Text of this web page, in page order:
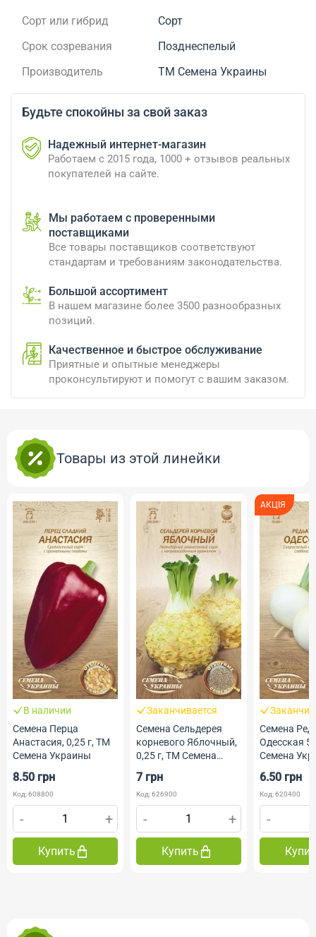
Сорт или гибрид
Сорт
Срок созревания
Позднеспелый
Производитель
ТМ Семена Украины
Будьте спокойны за свой заказ
Надежный интернет-магазин
Работаем с 2015 года, 1000 + отзывов реальных
покупателей на сайте.
Мы работаем с проверенными
поставщиками
Все товары поставщиков соответствуют
стандартам и требованиям законодательства.
Большой ассортимент
В нашем магазине более 3500 разнообразных
позиций.
Качественное и быстрое обслуживание
Приятные и опытные менеджеры
проконсультируют и помогут с вашим заказом.
Товары из этой линейки
В наличии
Семена Перца
Анастасия, 0,25 г, ТМ
Семена Украины
8.50 грн
Код: 608800
- +
Купить
Заканчивается
Семена Сельдерея
корневого Яблочный,
0,25 г, ТМ Семена
7 грн
Код: 626900
- +
Купить
АКЦІЯ
Семена
Одесская
Семена
6.50 грн
Код: 620400
-